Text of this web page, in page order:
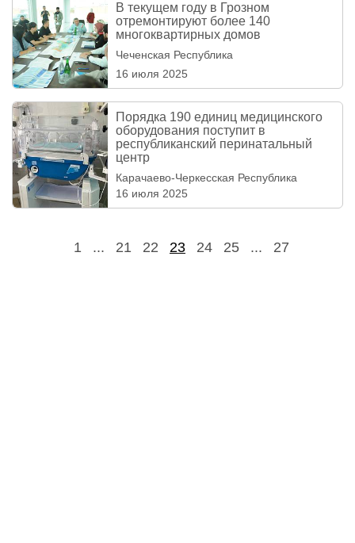
В текущем году в Грозном
отремонтируют более 140
многоквартирных домов
Чеченская Республика
16 июля 2025
Порядка 190 единиц медицинского
оборудования поступит в
республиканский перинатальный
центр
Карачаево-Черкесская Республика
16 июля 2025
1 ... 21 22 23 24 25 ... 27